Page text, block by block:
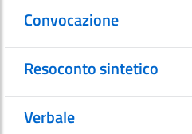
Convocazione
Resoconto sintetico
Verbale